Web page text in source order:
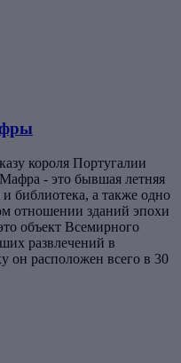
короля Португалии
- это бывшая летняя
и библиотека, а также одно
отношении зданий эпохи
объект Всемирного
развлечений в
он расположен всего в 30